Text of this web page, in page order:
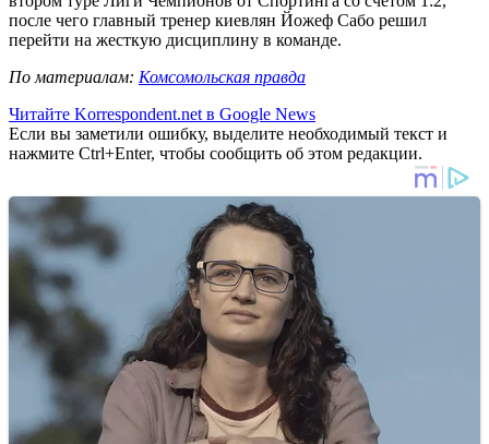
после чего главный тренер киевлян Йожеф Сабо решил
перейти на жесткую дисциплину в команде.
По материалам: Комсомольская правда
Читайте Korrespondent.net в Google News
Если вы заметили ошибку, выделите необходимый текст и
нажмите Ctrl+Enter, чтобы сообщить об этом редакции.